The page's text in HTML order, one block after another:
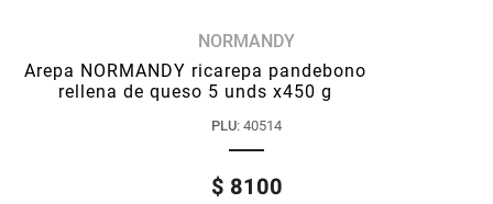
NORMANDY
Arepa NORMANDY ricarepa pandebono
rellena de queso 5 unds x450 g
PLU: 40514
$ 8100